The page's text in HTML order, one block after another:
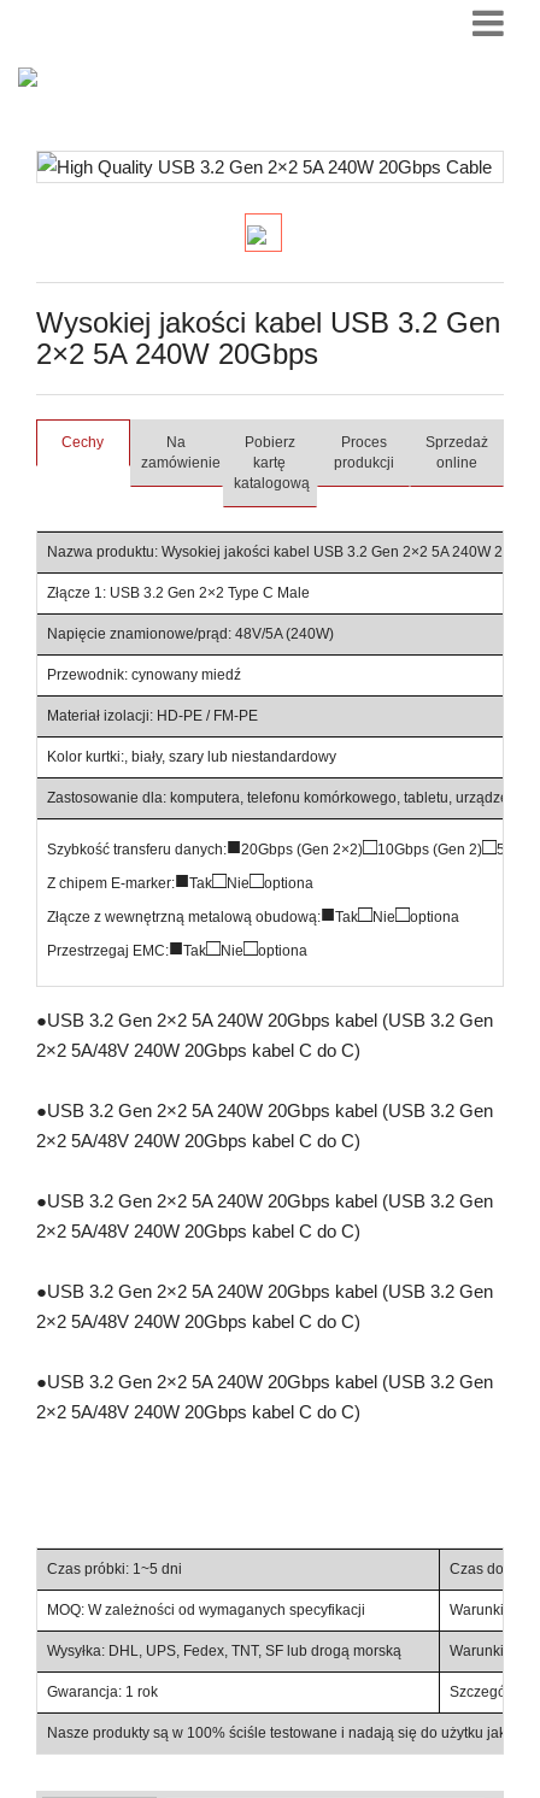
Wysokiej jakości kabel USB 3.2 Gen
2×2 5A 240W 20Gbps
Cechy
Na
zamówienie
Pobierz
kartę
katalogową
Proces
produkcji
Sprzedaż
online
Nazwa produktu: Wysokiej jakości kabel USB 3.2 Gen 2×2 5A 240W
Złącze 1: USB 3.2 Gen 2×2 Type C Male
Napięcie znamionowe/prąd: 48V/5A (240W)
Przewodnik: cynowany miedź
Materiał izolacji: HD-PE / FM-PE
Kolor kurtki:, biały, szary lub niestandardowy
Zastosowanie dla: komputera, telefonu komórkowego, tabletu, urządzenia
Szybkość transferu danych:■20Gbps (Gen 2×2)□10Gbps (Gen 2)□
Z chipem E-marker:■Tak□Nie□optiona
Złącze z wewnętrzną metalową obudową:■Tak□Nie□optiona
Przestrzegaj EMC:■Tak□Nie□optiona
●USB 3.2 Gen 2×2 5A 240W 20Gbps kabel (USB 3.2 Gen
2×2 5A/48V 240W 20Gbps kabel C do C)
●USB 3.2 Gen 2×2 5A 240W 20Gbps kabel (USB 3.2 Gen
2×2 5A/48V 240W 20Gbps kabel C do C)
●USB 3.2 Gen 2×2 5A 240W 20Gbps kabel (USB 3.2 Gen
2×2 5A/48V 240W 20Gbps kabel C do C)
●USB 3.2 Gen 2×2 5A 240W 20Gbps kabel (USB 3.2 Gen
2×2 5A/48V 240W 20Gbps kabel C do C)
●USB 3.2 Gen 2×2 5A 240W 20Gbps kabel (USB 3.2 Gen
2×2 5A/48V 240W 20Gbps kabel C do C)
Czas próbki: 1~5 dni Czas
MOQ: W zależności od wymaganych specyfikacji Warunki
Wysyłka: DHL, UPS, Fedex, TNT, SF lub drogą morską Warunki
Gwarancja: 1 rok Szczegóły
Nasze produkty są w 100% ściśle testowane i nadają się do użytku jako